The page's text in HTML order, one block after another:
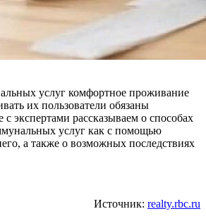
услуг комфортное проживание
их пользователи обязаны
экспертами рассказываем о способах
услуг как с помощью
а также о возможных последствиях
Источник: realty.rbc.ru